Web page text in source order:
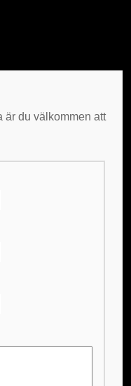
är du välkommen att